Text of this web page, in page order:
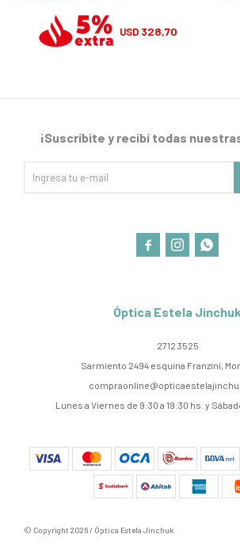
USD 328,70
Óptica Estela Jinchuk
2712 3525
Sarmiento 2494 esquina Franzini,
Lunes a Viernes de 9:30 a 19:30 hs. y
¡Suscribite y recibí todas
  
© Copyright 2026 / Óptica Estela Jinchuk